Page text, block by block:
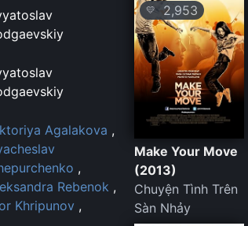
Agalakova ,
,
Rebenok ,
Khripunov ,
💛 2,953
Make Your Move
(2013)
Chuyện Tình Trên
Sàn Nhảy